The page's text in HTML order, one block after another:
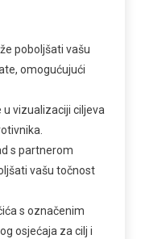
poboljšati vašu
omogućujući
vizualizaciji ciljeva
s partnerom
vašu točnost
s označenim
osjećaja za cilj i